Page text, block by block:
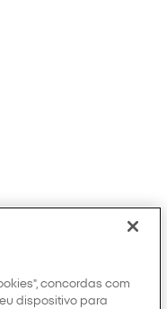
concordas com
dispositivo para